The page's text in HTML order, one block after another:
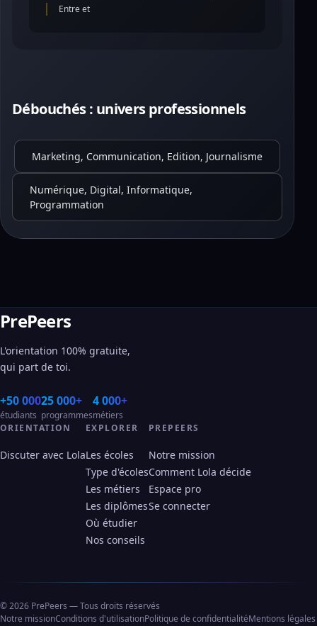
Entre et
Débouchés : univers professionnels
Marketing, Communication, Edition, Journalisme
Numérique, Digital, Informatique,
Programmation
PrePeers
L'orientation 100% gratuite,
qui part de toi.
+50 000
étudiants
25 000+
programmes
4 000+
métiers
ORIENTATION
Discuter avec Lola
EXPLORER
Les écoles
Type d'écoles
Les métiers
Les diplômes
Où étudier
Nos conseils
PREPEERS
Notre mission
Comment Lola décide
Espace pro
Se connecter
© 2026 PrePeers — Tous droits réservés
Notre missionConditions d'utilisationPolitique de confidentialitéMentions légales